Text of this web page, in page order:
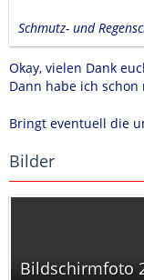
Schmutz- und
Okay, vielen Dank
Dann habe ich
Bringt eventuell die
Bilder
Bildschirmfoto